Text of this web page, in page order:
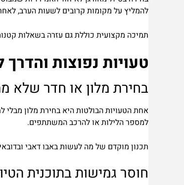
להמליץ על מקומות קרובים לשעות הערב,
תמיכה מקצועית כוללת גם עזרה בשאלות
טעויות נפוצות
בחירת מלון או חדר שלא
אחת הטעויות הבולטות היא בחירת מלון
למספר הלילות או להרכב המשתתפים.
תכנון מוקדם של מה לעשות באבו דאבי
חוסר גמישות בתוכנית